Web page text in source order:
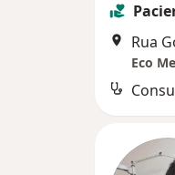
Rua
Eco